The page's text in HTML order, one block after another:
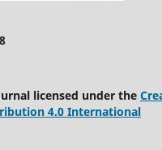
licensed under the
4.0 International